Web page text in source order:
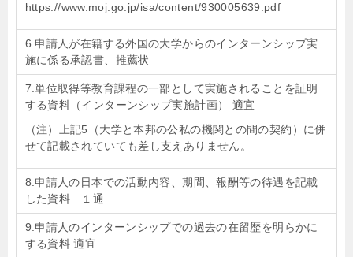
https://www.moj.go.jp/isa/content/930005639.pdf
6.申請人が在籍する外国の大学からのインターンシップ実
施に係る承認書、推薦状
7.単位取得等教育課程の一部として実施されることを証明
する資料（インターンシップ実施計画） 適宜
（注）上記5（大学と本邦の公私の機関との間の契約）に併
せて記載されていても差し支えありません。
8.申請人の日本での活動内容、期間、報酬等の待遇を記載
した資料 １通
9.申請人のインターンシップでの過去の在留歴を明らかに
する資料 適宜